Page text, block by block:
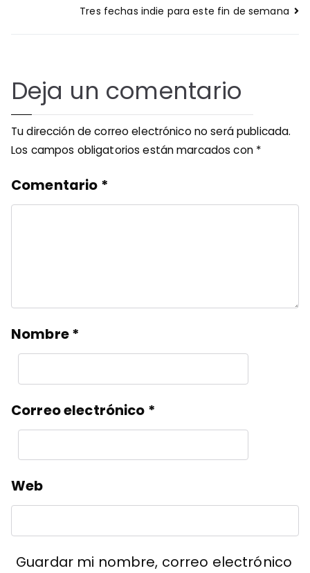
Tres fechas indie para este fin de semana
Deja un comentario
Tu dirección de correo electrónico no será publicada.
Los campos obligatorios están marcados con *
Comentario *
Nombre*
Correo electrónico *
Web
Guardar mi nombre, correo electrónico